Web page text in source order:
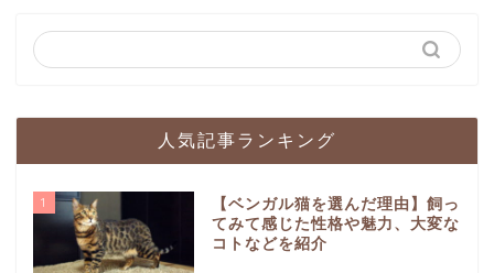
人気記事ランキング
1
【ベンガル猫を選んだ理由】飼っ
てみて感じた性格や魅力、大変な
コトなどを紹介